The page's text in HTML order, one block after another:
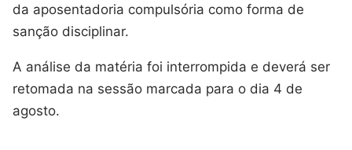
da aposentadoria compulsória como forma de
sanção disciplinar.
A análise da matéria foi interrompida e deverá ser
retomada na sessão marcada para o dia 4 de
agosto.